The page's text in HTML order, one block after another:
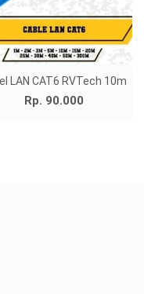
LAN CAT6 RVTech 10m
Rp. 90.000